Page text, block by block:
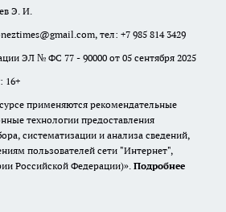
Э. И.
тел: +7 985 814 3429
ЭЛ № ФС 77 - 90000 от 05 сентября 2025
16+
применяются рекомендательные
технологии предоставления
систематизации и анализа сведений,
пользователей сети "Интернет",
Российской Федерации)». Подробнее